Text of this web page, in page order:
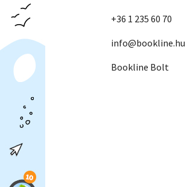
+36 1 235 60 70
info@bookline.hu
Bookline Bolt